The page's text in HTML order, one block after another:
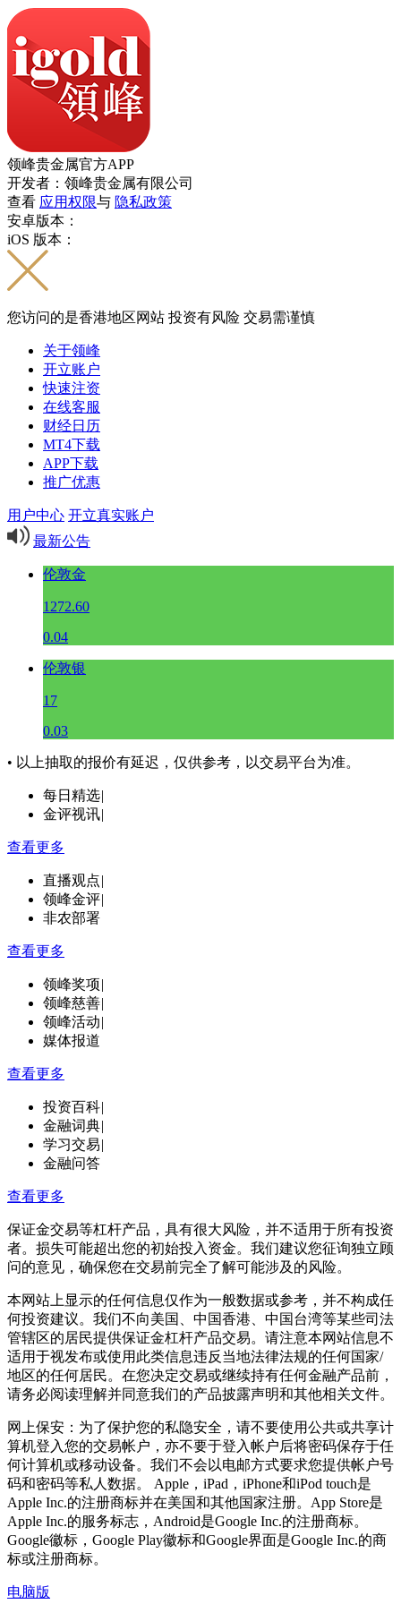
领峰贵金属官方APP
开发者：领峰贵金属有限公司
查看 应用权限与 隐私政策
安卓版本：
iOS 版本：
您访问的是香港地区网站 投资有风险 交易需谨慎
关于领峰
开立账户
快速注资
在线客服
财经日历
MT4下载
APP下载
推广优惠
用户中心 开立真实账户
最新公告
伦敦金
1272.60
0.04
伦敦银
17
0.03
• 以上抽取的报价有延迟，仅供参考，以交易平台为准。
每日精选|
金评视讯|
查看更多
直播观点|
领峰金评|
非农部署
查看更多
领峰奖项|
领峰慈善|
领峰活动|
媒体报道
查看更多
投资百科|
金融词典|
学习交易|
金融问答
查看更多
保证金交易等杠杆产品，具有很大风险，并不适用于所有投资
者。损失可能超出您的初始投入资金。我们建议您征询独立顾
问的意见，确保您在交易前完全了解可能涉及的风险。
本网站上显示的任何信息仅作为一般数据或参考，并不构成任
何投资建议。我们不向美国、中国香港、中国台湾等某些司法
管辖区的居民提供保证金杠杆产品交易。请注意本网站信息不
适用于视发布或使用此类信息违反当地法律法规的任何国家/
地区的任何居民。在您决定交易或继续持有任何金融产品前，
请务必阅读理解并同意我们的产品披露声明和其他相关文件。
网上保安：为了保护您的私隐安全，请不要使用公共或共享计
算机登入您的交易帐户，亦不要于登入帐户后将密码保存于任
何计算机或移动设备。我们不会以电邮方式要求您提供帐户号
码和密码等私人数据。 Apple，iPad，iPhone和iPod touch是
Apple Inc.的注册商标并在美国和其他国家注册。App Store是
Apple Inc.的服务标志，Android是Google Inc.的注册商标。
Google徽标，Google Play徽标和Google界面是Google Inc.的商
标或注册商标。
电脑版